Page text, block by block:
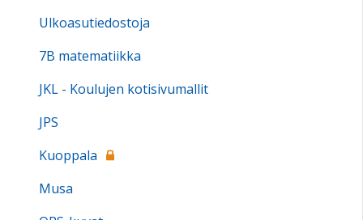
Ulkoasutiedostoja
7B matematiikka
JKL - Koulujen kotisivumallit
JPS
Kuoppala
Musa